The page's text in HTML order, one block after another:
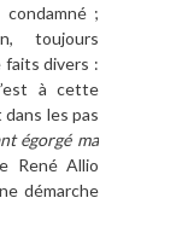
condamné ;
toujours
faits divers :
à cette
les pas
égorgé ma
René Allio
démarche